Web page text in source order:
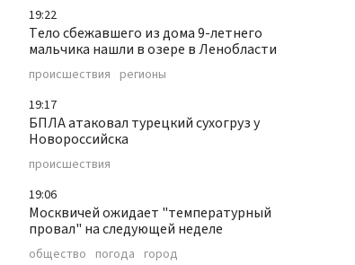
19:22
Тело сбежавшего из дома 9-летнего
мальчика нашли в озере в Ленобласти
происшествия регионы
19:17
БПЛА атаковал турецкий сухогруз у
Новороссийска
происшествия
19:06
Москвичей ожидает "температурный
провал" на следующей неделе
общество погода город